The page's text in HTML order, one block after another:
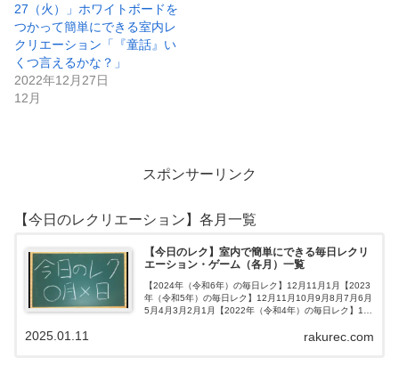
27（火）」ホワイトボードを
つかって簡単にできる室内レ
クリエーション「『童話』い
くつ言えるかな？」
2022年12月27日
12月
スポンサーリンク
【今日のレクリエーション】各月一覧
【今日のレク】室内で簡単にできる毎日レクリ
エーション・ゲーム（各月）一覧
【2024年（令和6年）の毎日レク】12月11月1月【2023
年（令和5年）の毎日レク】12月11月10月9月8月7月6月
5月4月3月2月1月【2022年（令和4年）の毎日レク】12
rakurec.com
2025.01.11